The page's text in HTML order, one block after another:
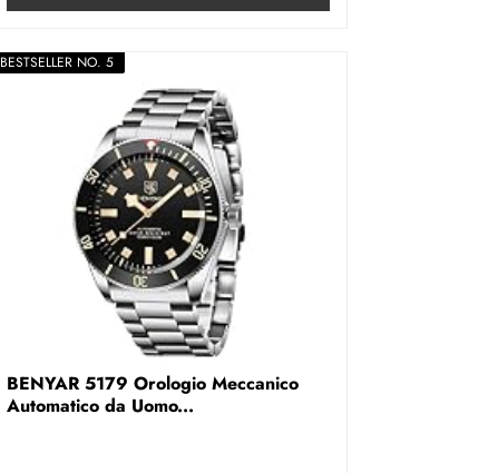
BESTSELLER NO. 5
BENYAR 5179 Orologio Meccanico
Automatico da Uomo...